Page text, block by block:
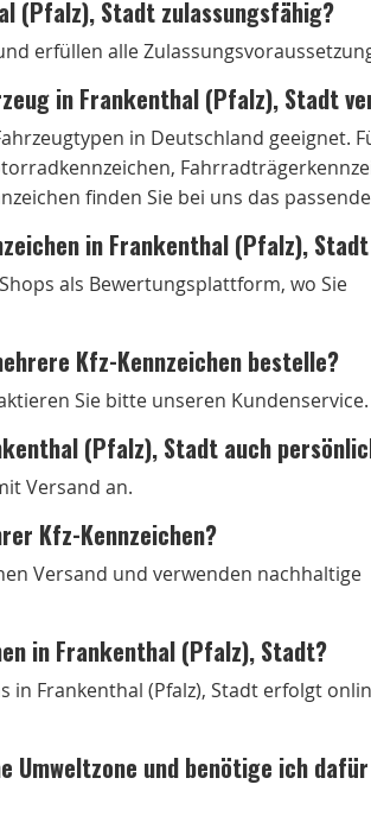
(Pfalz), Stadt zulassungsfähig?
erfüllen alle
in Frankenthal (Pfalz), Stadt
in Deutschland geeignet.
finden Sie bei uns das
in Frankenthal (Pfalz),
als Bewertungsplattform, wo Sie
Kfz-Kennzeichen bestelle?
Sie bitte unseren Kundenservice.
(Pfalz), Stadt auch
Versand an.
Kfz-Kennzeichen?
Versand und verwenden nachhaltige
in Frankenthal (Pfalz), Stadt?
in Frankenthal (Pfalz), Stadt erfolgt
und benötige ich